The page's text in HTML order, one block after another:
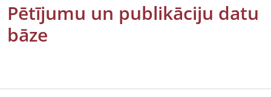
Pētījumu un publikāciju datu
bāze